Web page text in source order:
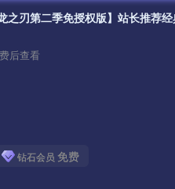
后查看
钻石会员 免费